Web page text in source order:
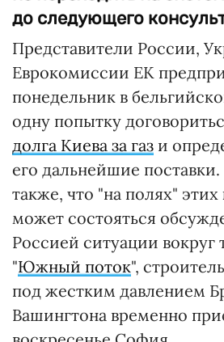
до следующего
Представители России,
Еврокомиссии ЕК
понедельник в
одну попытку
долга Киева за газ и
его дальнейшие
также, что "на полях"
может состояться
Россией ситуации вокруг
"Южный поток",
под жестким давлением
Вашингтона временно